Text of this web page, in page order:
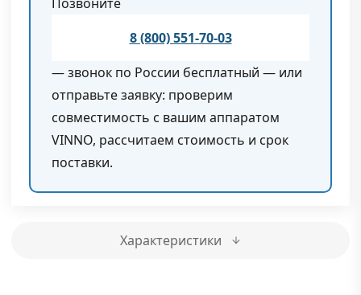
8 (800) 551-70-03
— звонок по России бесплатный — или
отправьте заявку: проверим
совместимость с вашим аппаратом
VINNO, рассчитаем стоимость и срок
поставки.
Характеристики